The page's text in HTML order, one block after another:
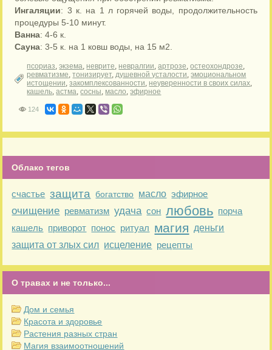
Ингаляции: 3 к. на 1 л горячей воды, продолжительность
процедуры 5-10 минут.
Ванна: 4-6 к.
Сауна: 3-5 к. на 1 ковш воды, на 15 м2.
псориаз,экзема, неврите, невралгии,артрозе,остеохондрозе,
ревматизме,тонизирует,душевной усталости,эмоциональном
истощении,закомплексованности, неуверенности в своих силах,
кашель,астма,сосны, масло,эфирное
124
Облако тегов
счастье защита богатство масло эфирное
очищение ревматизм удача сон любовь порча
кашель приворот понос ритуал магия деньги
защита от злых сил исцеление рецепты
О травах и не только...
Дом и семья
Красота и здоровье
Растения разных стран
Магия взаимоотношений